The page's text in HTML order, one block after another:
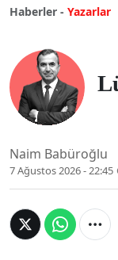
Haberler - Yazarlar
Naim Babüroğlu
7 Ağustos 2026 - 22:45